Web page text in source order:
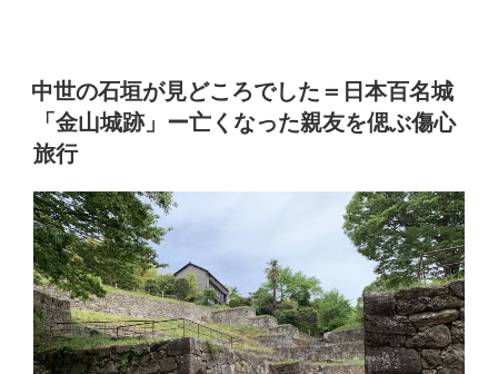
中世の石垣が見どころでした＝日本百名城
「金山城跡」ー亡くなった親友を偲ぶ傷心
旅行